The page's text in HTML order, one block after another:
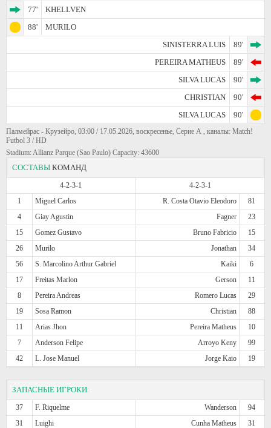
77'
KHELLVEN
88'
MURILO
SINISTERRA LUIS
89'
PEREIRA MATHEUS
89'
SILVA LUCAS
90'
CHRISTIAN
90'
SILVA LUCAS
90'
Палмейрас - Крузейро, 03:00 / 17.05.2026, воскресенье, Серие А , каналы: Match!
Futbol 3 / HD
Stadium: Allianz Parque (Sao Paulo) Capacity: 43600
СОСТАВЫ КОМАНД
4-2-3-1
4-2-3-1
1
Miguel Carlos R. Costa Otavio Eleodoro
81
4
Giay Agustin Fagner
23
15
Gomez Gustavo Bruno Fabricio
15
26
Murilo Jonathan
34
56
S. Marcolino Arthur Gabriel Kaiki
6
17
Freitas Marlon Gerson
11
8
Pereira Andreas Romero Lucas
29
19
Sosa Ramon Christian
88
11
Arias Jhon Pereira Matheus
10
7
Anderson Felipe Arroyo Keny
99
42
L. Jose Manuel Jorge Kaio 19
ЗАПАСНЫЕ ИГРОКИ:
37 F. Riquelme Wanderson
94
31
Luighi Cunha Matheus
31